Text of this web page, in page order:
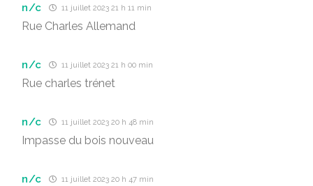
n/c 11 juillet 2023 21 h 11 min
Rue Charles Allemand
n/c 11 juillet 2023 21 h 00 min
Rue charles trénet
n/c 11 juillet 2023 20 h 48 min
Impasse du bois nouveau
n/c 11 juillet 2023 20 h 47 min